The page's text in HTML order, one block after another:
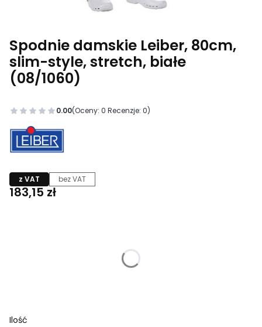
Spodnie damskie Leiber, 80cm,
slim-style, stretch, białe
(08/1060)
0.00(Oceny: 0 Recenzje: 0)
z VAT bez VAT
Cena
183,15 zł
Ilość